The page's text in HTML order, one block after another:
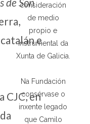
e
CJC, en
consideración
de medio
propio e
instrumental da
Xunta de Galicia.
Na Fundación
consérvase o
inxente legado
que Camilo